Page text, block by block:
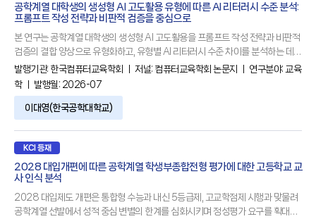
공학계열 대학생의 생성형 AI 고도활용 유형에 따른 AI 리터러시 수준 분석:
프롬프트 작성 전략과 비판적 검증을 중심으로
본 연구는 공학계열 대학생의 생성형 AI 고도활용을 프롬프트 작성 전략과 비판적
검증의 결합 양상으로 유형화하고, 유형별 AI 리터러시 수준 차이를 분석하는 데
목적이 있다. 분석 결과, 공학계열 대학생은 비판적 검증보다 프롬프트 작성 전략
을 더 높은 수준(=2.745)으로 활용하고 있었다. 그리고 생성형 AI 고도활용에 대
한 유형화 결과 전반적 중저활용형, 고프롬프트-검증결핍형, 저프롬프트-검증우
세형, 전반적 고활용형의 네 개의 유형으로 도출되었다. 또한 이러한 유형에 따라
AI 리터러시 전체와 하위변인 수준 모두에서 유의한 차이가
발행기관: 한국컴퓨터교육학회 ㅣ 저널: 컴퓨터교육학회 논문지 ㅣ 연구분야: 교육
학
ㅣ 발행월: 2026-07
이대영(한국공학대학교)
KCI 등재
2028 대입개편에 따른 공학계열 학생부종합전형 평가에 대한 고등학교 교
사 인식 분석
2028 대입제도 개편은 통합형 수능과 내신 5등급제, 고교학점제 시행과 맞물려
공학계열 선발에서 성적 중심 변별의 한계를 심화시키며 정성평가 요구를 확대시